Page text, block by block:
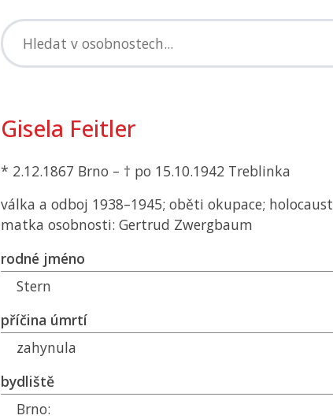
Gisela Feitler
* 2.12.1867 Brno – † po 15.10.1942 Treblinka
válka a odboj 1938–1945; oběti okupace; holocaust
matka osobnosti: Gertrud Zwergbaum
rodné jméno
Stern
příčina úmrtí
zahynula
bydliště
Brno: